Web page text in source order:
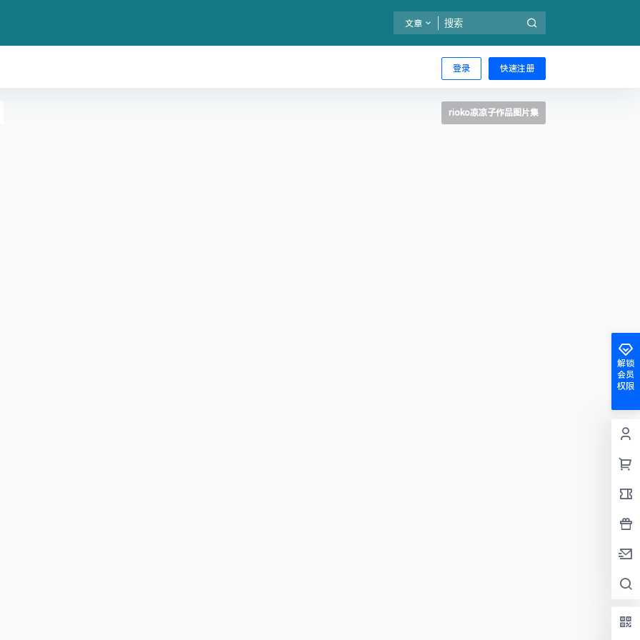
文章
登录 快速注册
rioko凉凉子作品图片集
解锁
会员
权限